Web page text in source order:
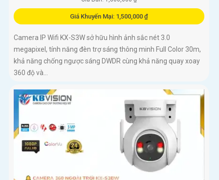
Giá Khuyến Mại: 1,500,000 ₫
Camera IP Wifi KX-S3W sở hữu hình ảnh sắc nét 3.0
megapixel, tính năng đèn trợ sáng thông minh Full Color 30m,
khả năng chống ngược sáng DWDR cùng khả năng quay xoay
360 độ và...